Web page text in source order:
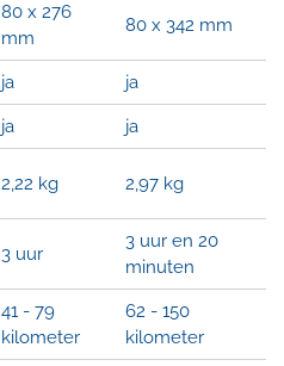
80 x 276
mm
80 x 342 mm
ja ja
ja ja
2,22 kg 2,97 kg
3 uur
3 uur en 20
minuten
41 - 79
kilometer
62 - 150
kilometer